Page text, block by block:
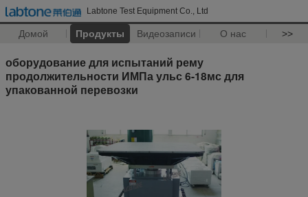
Labtone Test Equipment Co., Ltd
Домой Продукты Видеозаписи О нас >>
оборудование для испытаний рему
продолжительности ИМПа ульс 6-18мс для
упакованной перевозки